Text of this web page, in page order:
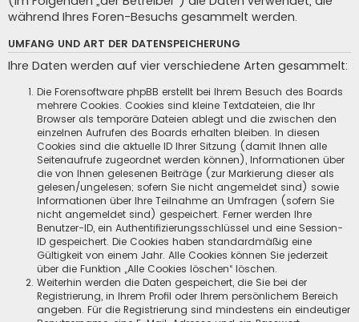
während Ihres Foren-Besuchs gesammelt werden.
UMFANG UND ART DER DATENSPEICHERUNG
Ihre Daten werden auf vier verschiedene Arten gesammelt:
Die Forensoftware phpBB erstellt bei Ihrem Besuch des Boards
mehrere Cookies. Cookies sind kleine Textdateien, die Ihr
Browser als temporäre Dateien ablegt und die zwischen den
einzelnen Aufrufen des Boards erhalten bleiben. In diesen
Cookies sind die aktuelle ID Ihrer Sitzung (damit Ihnen alle
Seitenaufrufe zugeordnet werden können), Informationen über
die von Ihnen gelesenen Beiträge (zur Markierung dieser als
gelesen/ungelesen; sofern Sie nicht angemeldet sind) sowie
Informationen über Ihre Teilnahme an Umfragen (sofern Sie
nicht angemeldet sind) gespeichert. Ferner werden Ihre
Benutzer-ID, ein Authentifizierungsschlüssel und eine Session-
ID gespeichert. Die Cookies haben standardmäßig eine
Gültigkeit von einem Jahr. Alle Cookies können Sie jederzeit
über die Funktion „Alle Cookies löschen“ löschen.
Weiterhin werden die Daten gespeichert, die Sie bei der
Registrierung, in Ihrem Profil oder Ihrem persönlichem Bereich
angeben. Für die Registrierung sind mindestens ein eindeutiger